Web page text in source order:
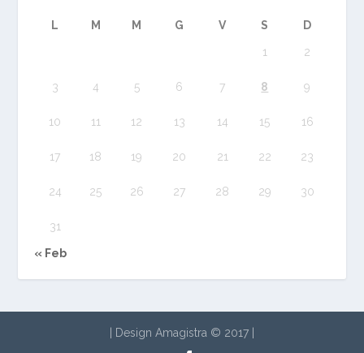
L M M G V S D
1 2
3 4 5 6 7 8 9
10 11 12 13 14 15 16
17 18 19 20 21 22 23
24 25 26 27 28 29 30
31
« Feb
| Design Amagistra © 2017